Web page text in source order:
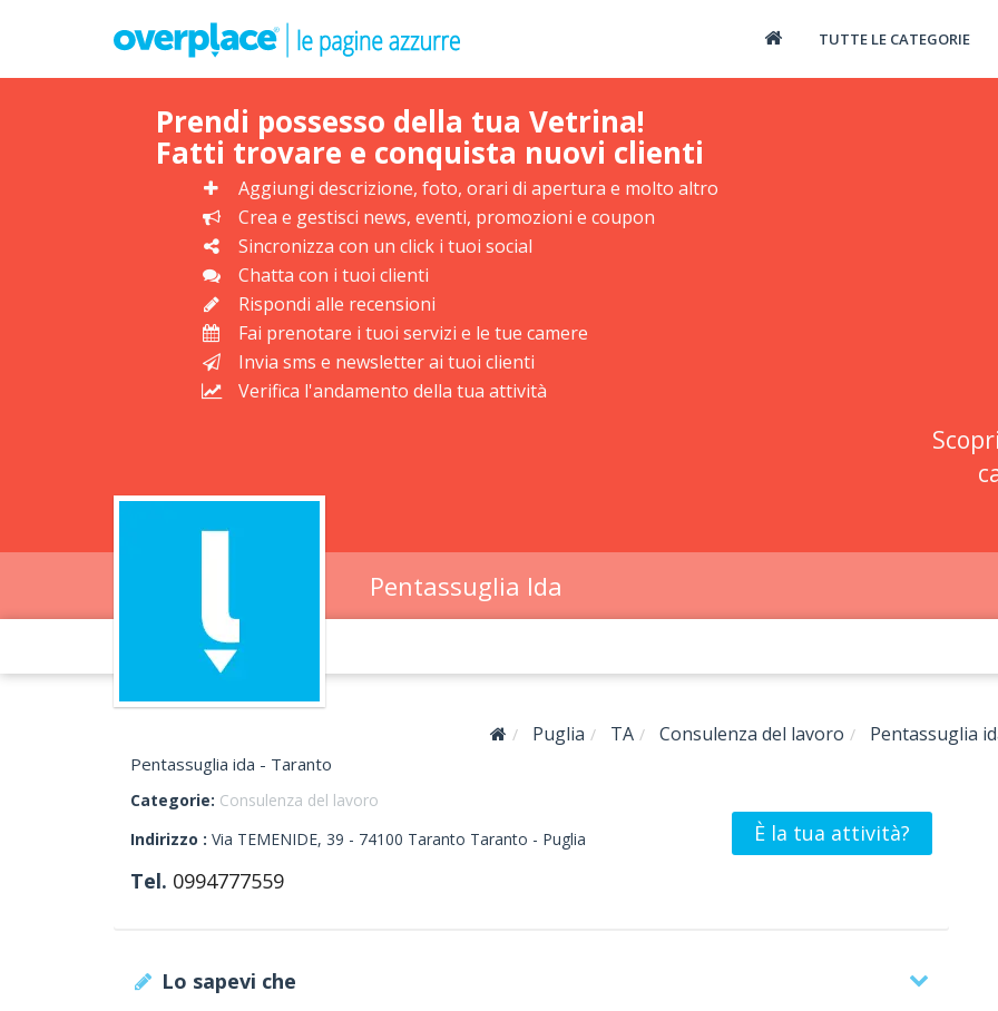
TUTTE LE CATEGORIE
Prendi possesso della tua Vetrina!
Fatti trovare e conquista nuovi clienti
Aggiungi descrizione, foto, orari di apertura e molto altro
Crea e gestisci news, eventi, promozioni e coupon
Sincronizza con un click i tuoi social
Chatta con i tuoi clienti
Rispondi alle recensioni
Fai prenotare i tuoi servizi e le tue camere
Invia sms e newsletter ai tuoi clienti
Verifica l'andamento della tua attività
Pentassuglia Ida
Puglia TA Consulenza del lavoro Pentassuglia
Pentassuglia ida - Taranto
Categorie: Consulenza del lavoro
Indirizzo : Via TEMENIDE, 39 - 74100 Taranto Taranto - Puglia
Tel. 0994777559
È la tua attività?
Lo sapevi che